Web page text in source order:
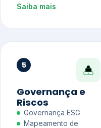
Saiba mais
5
Governança e
Riscos
Governança ESG
Mapeamento de